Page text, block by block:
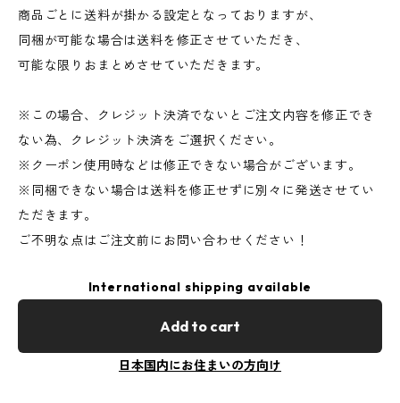
商品ごとに送料が掛かる設定となっておりますが、
同梱が可能な場合は送料を修正させていただき、
可能な限りおまとめさせていただきます。
※この場合、クレジット決済でないとご注文内容を修正でき
ない為、クレジット決済をご選択ください。
※クーポン使用時などは修正できない場合がございます。
※同梱できない場合は送料を修正せずに別々に発送させてい
ただきます。
ご不明な点はご注文前にお問い合わせください！
International shipping available
Add to cart
日本国内にお住まいの方向け